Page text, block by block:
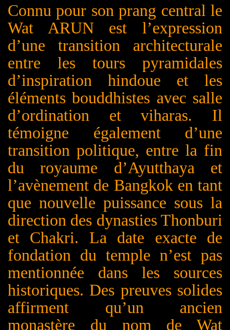
Connu pour son prang central le
Wat ARUNest l’expression
d’une transition architecturale
entre les tours pyramidales
d’inspiration hindoue et les
éléments bouddhistes avec salle
d’ordination et viharas. Il
témoigne également d’une
transition politique, entre la fin
du royaume d’Ayutthaya et
l’avènement de Bangkok en tant
que nouvelle puissance sous la
direction des dynasties Thonburi
et Chakri. La date exacte de
fondation du temple n’est pas
mentionnée dans les sources
historiques. Des preuves solides
affirment qu’un ancien
monastère du nom de Wat